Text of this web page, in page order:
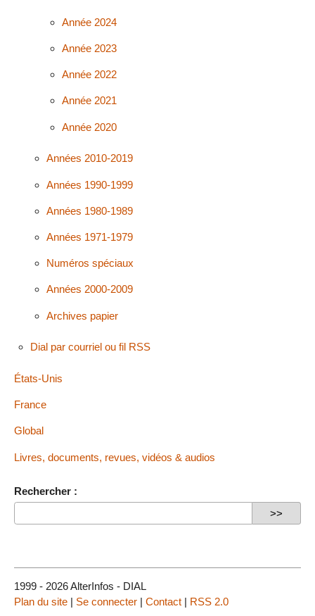
Année 2024
Année 2023
Année 2022
Année 2021
Année 2020
Années 2010-2019
Années 1990-1999
Années 1980-1989
Années 1971-1979
Numéros spéciaux
Années 2000-2009
Archives papier
Dial par courriel ou fil RSS
États-Unis
France
Global
Livres, documents, revues, vidéos & audios
Rechercher :
1999 - 2026 AlterInfos - DIAL
Plan du site | Se connecter | Contact | RSS 2.0